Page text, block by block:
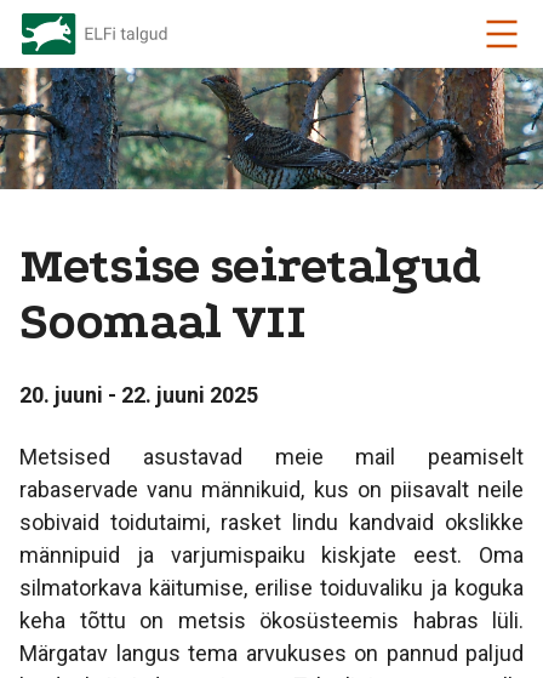
Metsise seiretalgud
Soomaal VII
20. juuni - 22. juuni 2025
Metsised asustavad meie mail peamiselt
rabaservade vanu männikuid, kus on piisavalt neile
sobivaid toidutaimi, rasket lindu kandvaid okslikke
männipuid ja varjumispaiku kiskjate eest. Oma
silmatorkava käitumise, erilise toiduvaliku ja koguka
keha tõttu on metsis ökosüsteemis habras lüli.
Märgatav langus tema arvukuses on pannud paljud